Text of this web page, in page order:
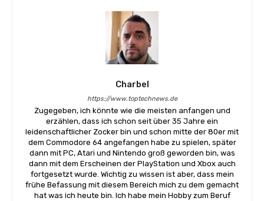
Charbel
https://www.toptechnews.de
Zugegeben, ich könnte wie die meisten anfangen und
erzählen, dass ich schon seit über 35 Jahre ein
leidenschaftlicher Zocker bin und schon mitte der 80er mit
dem Commodore 64 angefangen habe zu spielen, später
dann mit PC, Atari und Nintendo groß geworden bin, was
dann mit dem Erscheinen der PlayStation und Xbox auch
fortgesetzt wurde. Wichtig zu wissen ist aber, dass mein
frühe Befassung mit diesem Bereich mich zu dem gemacht
hat was ich heute bin. Ich habe mein Hobby zum Beruf